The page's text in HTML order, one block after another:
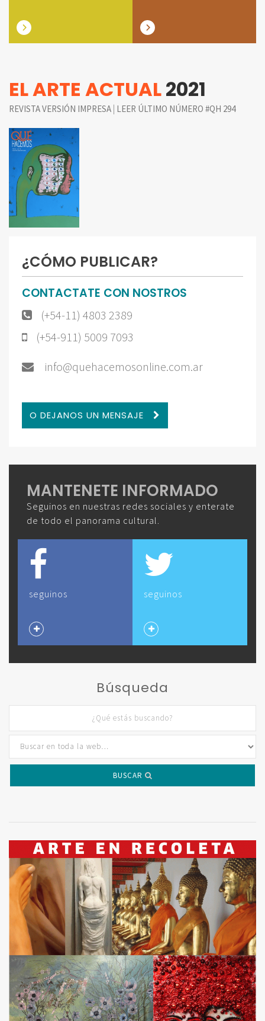
EL ARTE ACTUAL2021
REVISTA VERSIÓN IMPRESA | LEER ÚLTIMO NÚMERO #QH 294
¿CÓMO PUBLICAR?
CONTACTATE CON NOSTROS
(+54-11) 4803 2389
(+54-911) 5009 7093
info@quehacemosonline.com.ar
O DEJANOS UN MENSAJE
MANTENETE INFORMADO
Seguinos en nuestras redes sociales y enterate
de todo el panorama cultural.
seguinos seguinos
Búsqueda
BUSCAR